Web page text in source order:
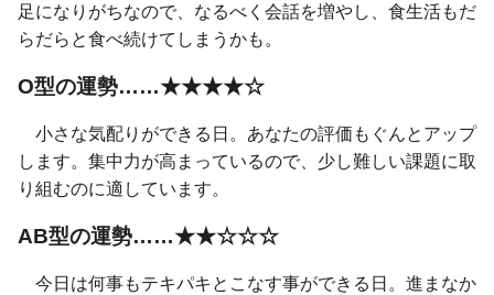
足になりがちなので、なるべく会話を増やし、食生活もだ
らだらと食べ続けてしまうかも。
O型の運勢……★★★★☆
小さな気配りができる日。あなたの評価もぐんとアップ
します。集中力が高まっているので、少し難しい課題に取
り組むのに適しています。
AB型の運勢……★★☆☆☆
今日は何事もテキパキとこなす事ができる日。進まなか